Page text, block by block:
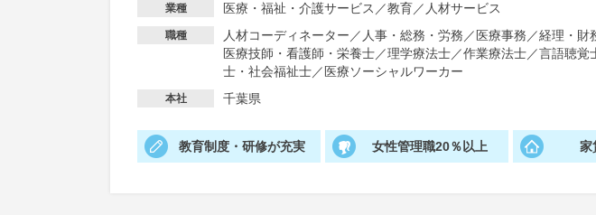
業種 医療・福祉・介護サービス ／教育／ 人材サービス
職種 人材コーディネーター ／ 人事・総務・労務 ／ 医療事務 ／経理・財
医療技師・看護師・栄養士／理学療法士／作業療法士／言語聴覚
士・社会福祉士／ 医療ソーシャルワーカー
本社 千葉県
教育制度・研修が充実 女性管理職20％以上 家